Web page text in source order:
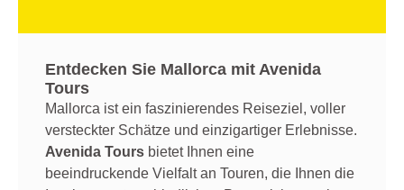
Entdecken Sie Mallorca mit Avenida
Tours
Mallorca ist ein faszinierendes Reiseziel, voller
versteckter Schätze und einzigartiger Erlebnisse.
Avenida Tours bietet Ihnen eine
beeindruckende Vielfalt an Touren, die Ihnen die